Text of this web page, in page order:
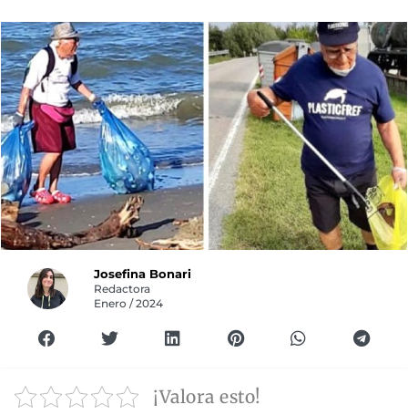
Josefina Bonari
Redactora
Enero / 2024
¡Valora esto!